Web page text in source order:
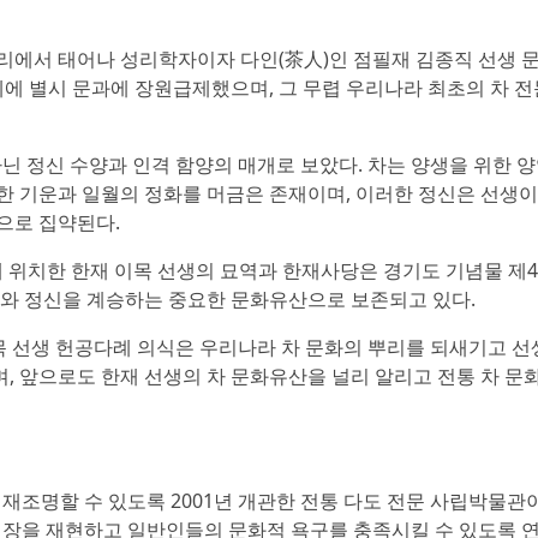
에서 태어나 성리학자이자 다인(茶人)인 점필재 김종직 선생
별시 문과에 장원급제했으며, 그 무렵 우리나라 최초의 차 전
정신 수양과 인격 함양의 매개로 보았다. 차는 양생을 위한
기운과 일월의 정화를 머금은 존재이며, 이러한 정신은 선생
로 집약된다.
치한 한재 이목 선생의 묘역과 한재사당은 경기도 기념물 제
정신을 계승하는 중요한 문화유산으로 보존되고 있다.
생 헌공다례 의식은 우리나라 차 문화의 뿌리를 되새기고 선
앞으로도 한재 선생의 차 문화유산을 널리 알리고 전통 차 문
조명할 수 있도록 2001년 개관한 전통 다도 전문 사립박물관
을 재현하고 일반인들의 문화적 욕구를 충족시킬 수 있도록 연